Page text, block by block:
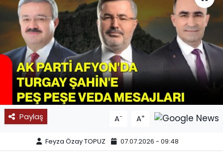
Paylaş A- A+
Feyza Özay TOPUZ 07.07.2026 - 09:48
SPOR
11:11 MANŞET